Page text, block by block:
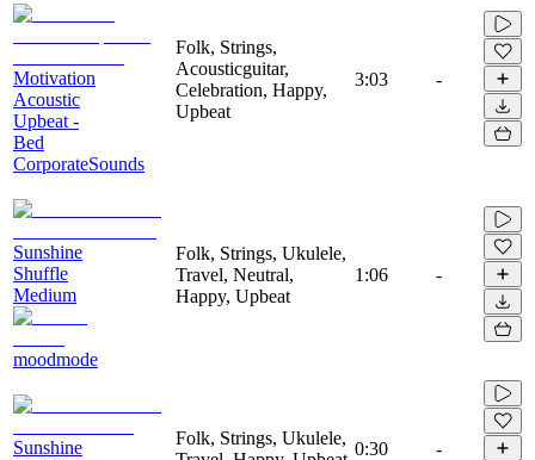
Motivation
Acoustic
Upbeat -
Bed
CorporateSounds
Folk, Strings,
Acousticguitar,
Celebration, Happy,
Upbeat
3:03 -
Sunshine
Shuffle
Medium
moodmode
Folk, Strings, Ukulele,
Travel, Neutral,
Happy, Upbeat
1:06 -
Sunshine
Folk, Strings, Ukulele,
0:30 -